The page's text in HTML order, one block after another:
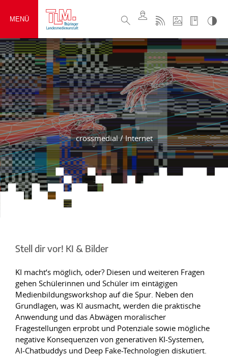
MENÜ
crossmedial / Internet
Stell dir vor! KI & Bilder
KI macht‘s möglich, oder? Diesen und weiteren Fragen
gehen Schülerinnen und Schüler im eintägigen
Medienbildungsworkshop auf die Spur. Neben den
Grundlagen, was KI ausmacht, werden die praktische
Anwendung und das Abwägen moralischer
Fragestellungen erprobt und Potenziale sowie mögliche
negative Konsequenzen von generativen KI-Systemen,
AI-Chatbuddys und Deep Fake-Technologien diskutiert.